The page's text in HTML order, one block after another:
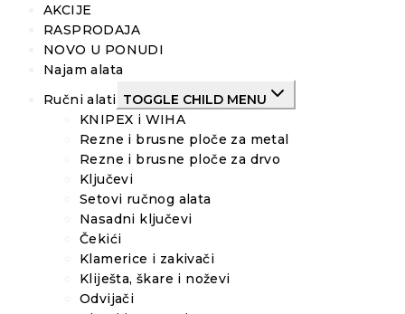
AKCIJE
RASPRODAJA
NOVO U PONUDI
Najam alata
Ručni alati TOGGLE CHILD MENU
KNIPEX i WIHA
Rezne i brusne ploče za metal
Rezne i brusne ploče za drvo
Ključevi
Setovi ručnog alata
Nasadni ključevi
Čekići
Klamerice i zakivači
Kliješta, škare i noževi
Odvijači